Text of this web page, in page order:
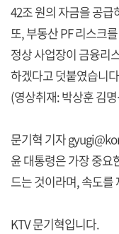
42조 원의 자금을 공
또, 부동산 PF 리스크
정상 사업장이 금융리
하겠다고 덧붙였습니
(영상취재: 박상훈 김
문기혁 기자
윤 대통령은 가장 중요
드는 것이라며, 속도를
KTV 문기혁입니다.